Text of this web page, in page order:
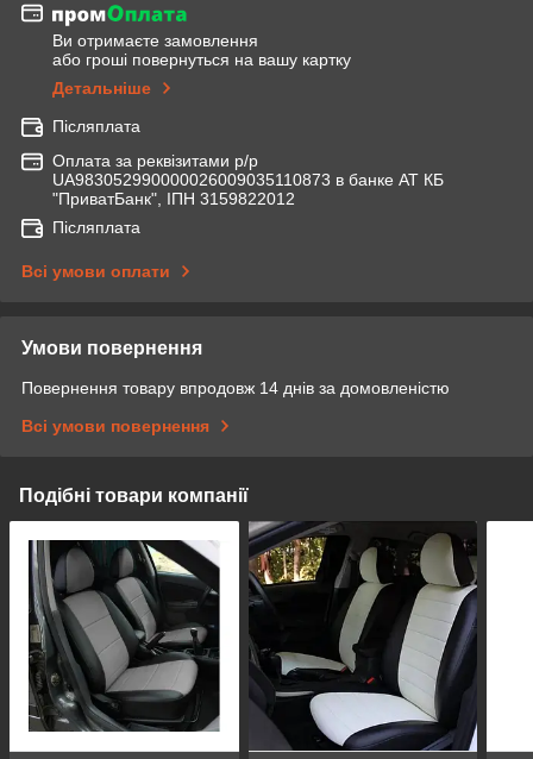
Ви отримаєте замовлення
або гроші повернуться на вашу картку
Детальніше
Післяплата
Оплата за реквізитами р/р
UA983052990000026009035110873 в банке АТ КБ
"ПриватБанк", ІПН 3159822012
Післяплата
Всі умови оплати
Умови повернення
Повернення товару впродовж 14 днів за домовленістю
Всі умови повернення
Подібні товари компанії